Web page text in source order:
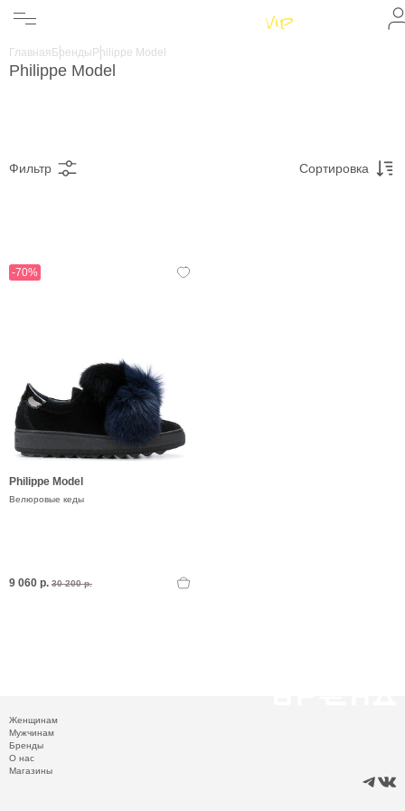
Главная Бренды Philippe Model
Philippe Model
Фильтр Сортировка
-70%
Philippe Model
Велюровые кеды
9 060 р. 30 200 р.
Женщинам
Мужчинам
Бренды
О нас
Магазины